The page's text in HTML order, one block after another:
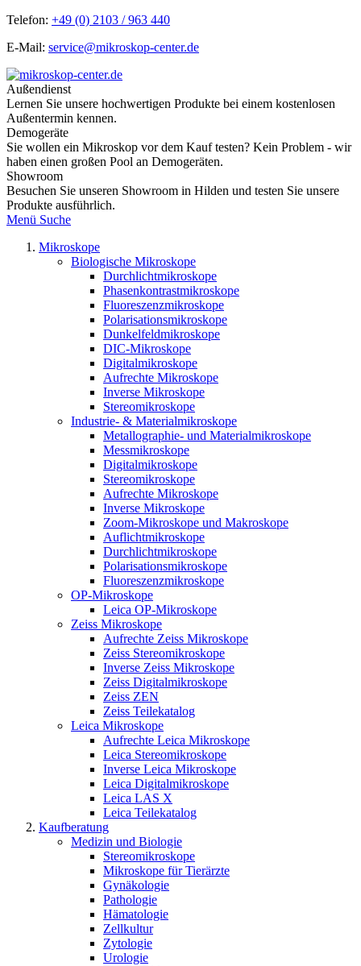
Telefon: +49 (0) 2103 / 963 440
E-Mail: service@mikroskop-center.de
Außendienst
Lernen Sie unsere hochwertigen Produkte bei einem kostenlosen
Außentermin kennen.
Demogeräte
Sie wollen ein Mikroskop vor dem Kauf testen? Kein Problem - wir
haben einen großen Pool an Demogeräten.
Showroom
Besuchen Sie unseren Showroom in Hilden und testen Sie unsere
Produkte ausführlich.
Menü Suche
Mikroskope
Biologische Mikroskope
Durchlichtmikroskope
Phasenkontrastmikroskope
Fluoreszenzmikroskope
Polarisationsmikroskope
Dunkelfeldmikroskope
DIC-Mikroskope
Digitalmikroskope
Aufrechte Mikroskope
Inverse Mikroskope
Stereomikroskope
Industrie- & Materialmikroskope
Metallographie- und Materialmikroskope
Messmikroskope
Digitalmikroskope
Stereomikroskope
Aufrechte Mikroskope
Inverse Mikroskope
Zoom-Mikroskope und Makroskope
Auflichtmikroskope
Durchlichtmikroskope
Polarisationsmikroskope
Fluoreszenzmikroskope
OP-Mikroskope
Leica OP-Mikroskope
Zeiss Mikroskope
Aufrechte Zeiss Mikroskope
Zeiss Stereomikroskope
Inverse Zeiss Mikroskope
Zeiss Digitalmikroskope
Zeiss ZEN
Zeiss Teilekatalog
Leica Mikroskope
Aufrechte Leica Mikroskope
Leica Stereomikroskope
Inverse Leica Mikroskope
Leica Digitalmikroskope
Leica LAS X
Leica Teilekatalog
Kaufberatung
Medizin und Biologie
Stereomikroskope
Mikroskope für Tierärzte
Gynäkologie
Pathologie
Hämatologie
Zellkultur
Zytologie
Urologie